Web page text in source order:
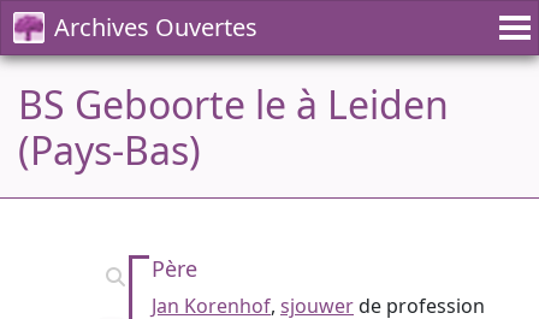
Archives Ouvertes
BS Geboorte le à Leiden
(Pays-Bas)
Père
Jan Korenhof, sjouwerde profession